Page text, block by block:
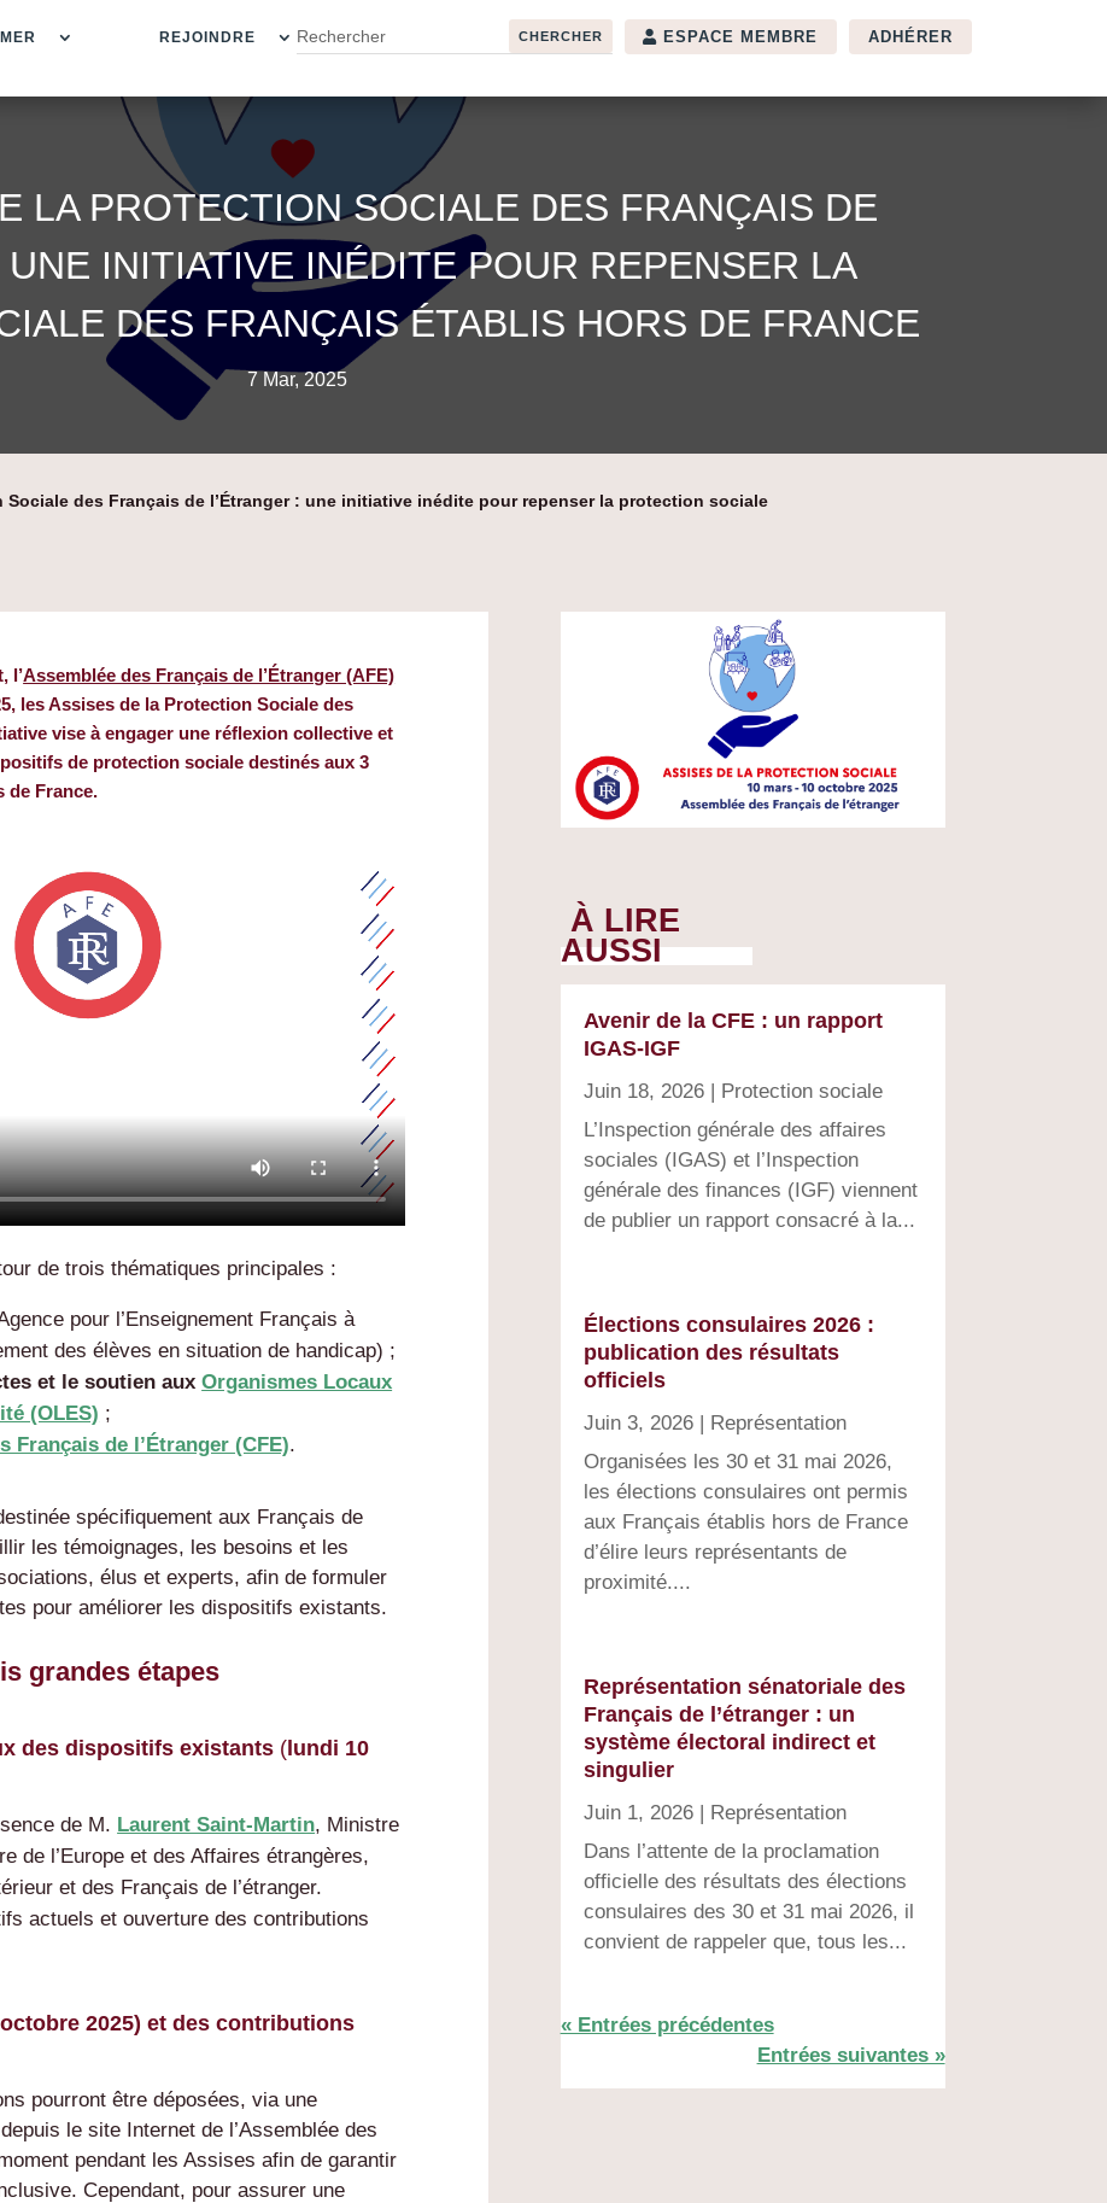
REJOINDRE ESPACE MEMBRE ADHÉRER
LA PROTECTION SOCIALE DES FRANÇAIS DE
UNE INITIATIVE INÉDITE POUR REPENSER LA
DES FRANÇAIS ÉTABLIS HORS DE FRANCE
7 Mar, 2025
Sociale des Français de l’Étranger : une initiative inédite pour repenser la protection sociale
l’Assemblée des Français de l’Étranger (AFE)
les Assises de la Protection Sociale des
vise à engager une réflexion collective et
de protection sociale destinés aux 3
de France.
de trois thématiques principales :
pour l’Enseignement Français à
des élèves en situation de handicap) ;
et le soutien auxOrganismes Locaux
(OLES) ;
Français de l’Étranger (CFE).
spécifiquement aux Français de
les témoignages, les besoins et les
élus et experts, afin de formuler
pour améliorer les dispositifs existants.
grandes étapes
des dispositifs existants (lundi 10
de M. Laurent Saint-Martin, Ministre
de l’Europe et des Affaires étrangères,
et des Français de l’étranger.
actuels et ouverture des contributions
2025) et des contributions
pourront être déposées, via une
le site Internet de l’Assemblée des
pendant les Assises afin de garantir
Cependant, pour assurer une
À LIRE
AUSSI
Avenir de la CFE : un rapport
IGAS-IGF
Juin 18, 2026| Protection sociale
L’Inspection générale des affaires
sociales (IGAS) et l’Inspection
générale des finances (IGF) viennent
de publier un rapport consacré à la...
Élections consulaires 2026 :
publication des résultats
officiels
Juin 3, 2026| Représentation
Organisées les 30 et 31 mai 2026,
les élections consulaires ont permis
aux Français établis hors de France
d’élire leurs représentants de
proximité....
Représentation sénatoriale des
Français de l’étranger : un
système électoral indirect et
singulier
Juin 1, 2026| Représentation
Dans l’attente de la proclamation
officielle des résultats des élections
consulaires des 30 et 31 mai 2026, il
convient de rappeler que, tous les...
« Entrées précédentes
Entrées suivantes »